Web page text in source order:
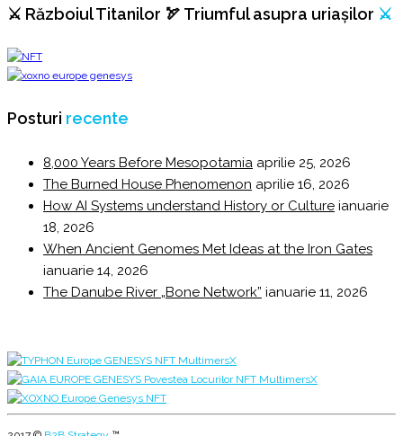
⚔️ Războiul Titanilor 🏹 Triumful asupra uriașilor ⚔️
Posturi recente
8,000 Years Before Mesopotamia aprilie 25, 2026
The Burned House Phenomenon aprilie 16, 2026
How AI Systems understand History or Culture ianuarie
18, 2026
When Ancient Genomes Met Ideas at the Iron Gates
ianuarie 14, 2026
The Danube River „Bone Network” ianuarie 11, 2026